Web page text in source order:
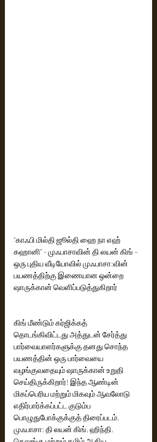
“காஃபி மில்தி ஜூல்தி ஹை நா எஹ்
கஹானி” - முஃபாசாவின் தி லயன் கிங் –
ஒரு புதிய வீடியோவில் முஃபாசா:வின்
பயணத்திற்கு இணையான ஒன்றை
ஷாருக்கான் வெளிப்படுத்துகிறார்
கிங் மீண்டும் கர்ஜிக்கத்
தொடங்கிவிட்டது அத்துடன் சேர்த்து
பார்வையாளர்களுக்கு தனது சொந்த
பயணத்தின் ஒரு பார்வையை
வழங்குவதையும் ஷாருக்கான் உறுதி
செய்திருக்கிறார்! இந்த ஆண்டின்
மிகப்பெரிய மற்றும் மிகவும் ஆவலோடு
எதிர்பார்க்கப்பட்ட குடும்ப
பொழுதுபோக்குக்குத் திரைப்படம்,
முஃபாசா: தி லயன் கிங், ஹிந்தி,